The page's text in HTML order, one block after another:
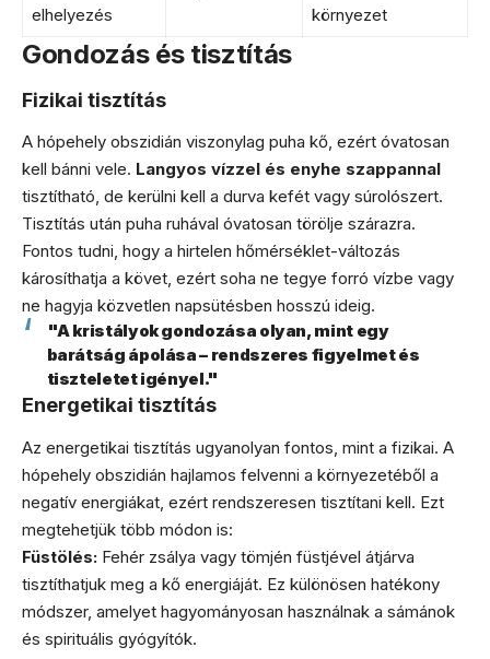
elhelyezés
környezet
Gondozás és tisztítás
Fizikai tisztítás
A hópehely obszidián viszonylag puha kő, ezért óvatosan
kell bánni vele. Langyos vízzel és enyhe szappannal
tisztítható, de kerülni kell a durva kefét vagy súrolószert.
Tisztítás után puha ruhával óvatosan törölje szárazra.
Fontos tudni, hogy a hirtelen hőmérséklet-változás
károsíthatja a követ, ezért soha ne tegye forró vízbe vagy
ne hagyja közvetlen napsütésben hosszú ideig.
"A kristályok gondozása olyan, mint egy
barátság ápolása – rendszeres figyelmet és
tiszteletet igényel."
Energetikai tisztítás
Az energetikai tisztítás ugyanolyan fontos, mint a fizikai. A
hópehely obszidián hajlamos felvenni a környezetéből a
negatív energiákat, ezért rendszeresen tisztítani kell. Ezt
megtehetjük több módon is:
Füstölés: Fehér zsálya vagy tömjén füstjével átjárva
tisztíthatjuk meg a kő energiáját. Ez különösen hatékony
módszer, amelyet hagyományosan használnak a sámánok
és spirituális gyógyítók.